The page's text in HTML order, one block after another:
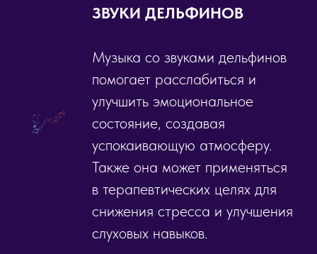
ЗВУКИ ДЕЛЬФИНОВ
Музыка со звуками дельфинов
помогает расслабиться и
улучшить эмоциональное
состояние, создавая
успокаивающую атмосферу.
Также она может применяться
в терапевтических целях для
снижения стресса и улучшения
слуховых навыков.